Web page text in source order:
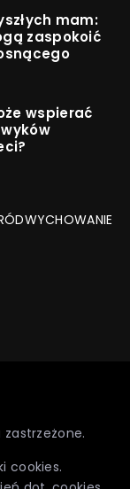
mam:
zaspokoić
wspierać
WYCHOWANIE
cookies.